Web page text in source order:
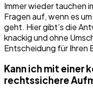
Immer wieder tauchen
Fragen auf, wenn es
geht. Hier gibt’s die
knackig und ohne
Entscheidung für Ihren
Kann ich mit einer
rechtssichere